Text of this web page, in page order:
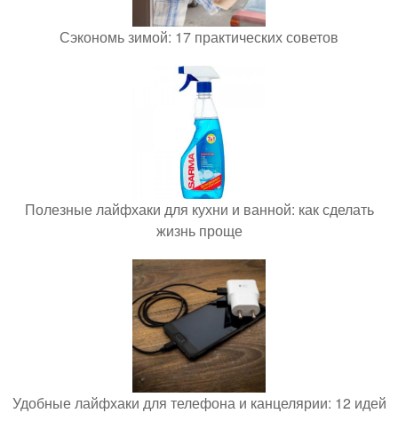
Сэкономь зимой: 17 практических советов
Полезные лайфхаки для кухни и ванной: как сделать
жизнь проще
Удобные лайфхаки для телефона и канцелярии: 12 идей